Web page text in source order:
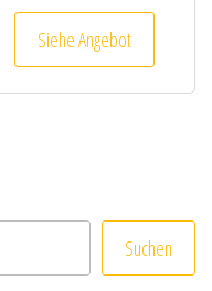
Siehe Angebot
Suchen